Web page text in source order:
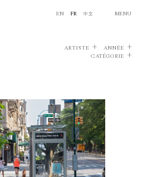
EN FR 中文 MENU
ARTISTE
ANNÉE
CATÉGORIE